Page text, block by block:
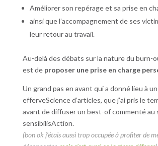
Améliorer son repérage et sa prise en
ainsi que l’accompagnement de ses
leur retour au travail.
Au-delà des débats sur la nature du burn-
est de proposer une prise en charge
Un grand pas en avant qui a donné lieu à
efferveScience d’articles, que j’ai pris le
avant de diffuser un best-of commenté au
sensibilisAction.
(bon ok j’étais aussi trop occupée à profiter de